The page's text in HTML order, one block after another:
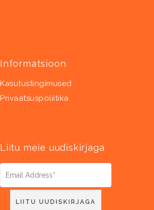
Informatsioon
Kasutustingimused
Privaatsuspoliitika
Liitu meie uudiskirjaga